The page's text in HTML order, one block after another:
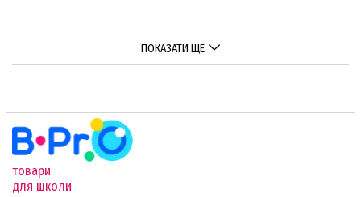
ПОКАЗАТИ ЩЕ
товари
для школи